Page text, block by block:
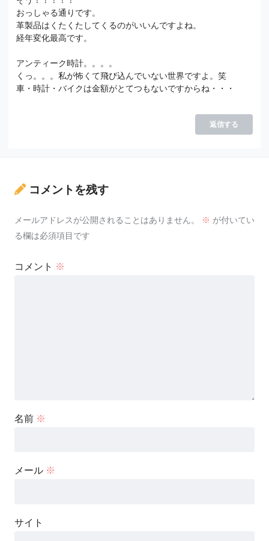
おっしゃる通りです。
革製品はくたくたしてくるのがいいんですよね。
経年変化最高です。
アンティーク時計。。。。
くっ。。。私が怖くて飛び込んでいない世界ですよ。笑
車・時計・バイクは金額がとてつもないですからね・・・
返信する
コメントを残す
メールアドレスが公開されることはありません。 ※ が付いてい
る欄は必須項目です
コメント ※
名前 ※
メール ※
サイト